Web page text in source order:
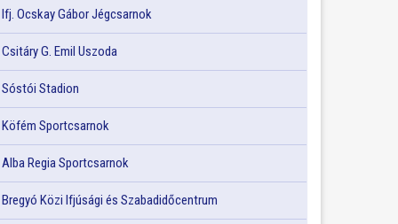
Ifj. Ocskay Gábor Jégcsarnok
Csitáry G. Emil Uszoda
Sóstói Stadion
Köfém Sportcsarnok
Alba Regia Sportcsarnok
Bregyó Közi Ifjúsági és Szabadidőcentrum